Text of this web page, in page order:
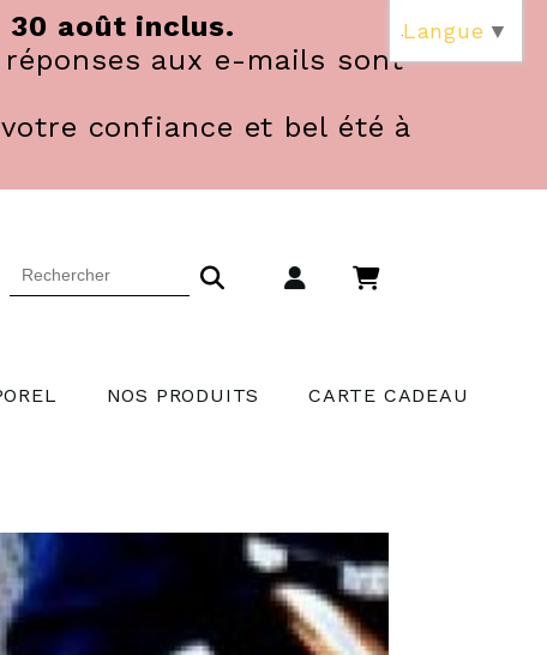
30 août inclus.
aux e-mails sont
confiance et bel été à
NOS PRODUITS CARTE CADEAU
Langue ▼